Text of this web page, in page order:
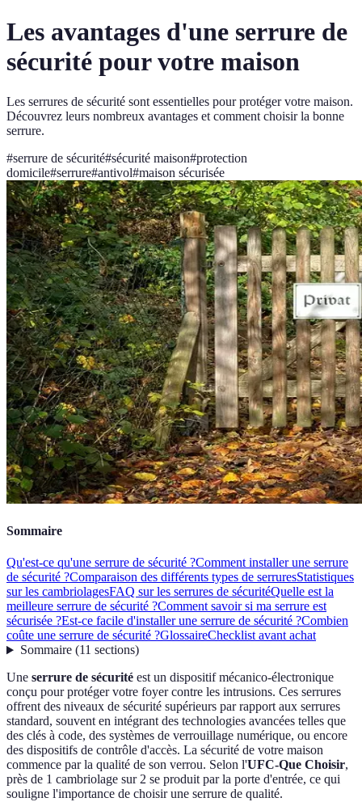
Les avantages d'une serrure de
sécurité pour votre maison
Les serrures de sécurité sont essentielles pour protéger votre maison.
Découvrez leurs nombreux avantages et comment choisir la bonne
serrure.
#serrure de sécurité#sécurité maison#protection
domicile#serrure#antivol#maison sécurisée
Sommaire
Qu'est-ce qu'une serrure de sécurité ?Comment installer une serrure
de sécurité ?Comparaison des différents types de serruresStatistiques
sur les cambriolagesFAQ sur les serrures de sécuritéQuelle est la
meilleure serrure de sécurité ?Comment savoir si ma serrure est
sécurisée ?Est-ce facile d'installer une serrure de sécurité ?Combien
coûte une serrure de sécurité ?GlossaireChecklist avant achat
Sommaire(11 sections)
Une serrure de sécurité est un dispositif mécanico-électronique
conçu pour protéger votre foyer contre les intrusions. Ces serrures
offrent des niveaux de sécurité supérieurs par rapport aux serrures
standard, souvent en intégrant des technologies avancées telles que
des clés à code, des systèmes de verrouillage numérique, ou encore
des dispositifs de contrôle d'accès. La sécurité de votre maison
commence par la qualité de son verrou. Selon l'UFC-Que Choisir,
près de 1 cambriolage sur 2 se produit par la porte d'entrée, ce qui
souligne l'importance de choisir une serrure de qualité.